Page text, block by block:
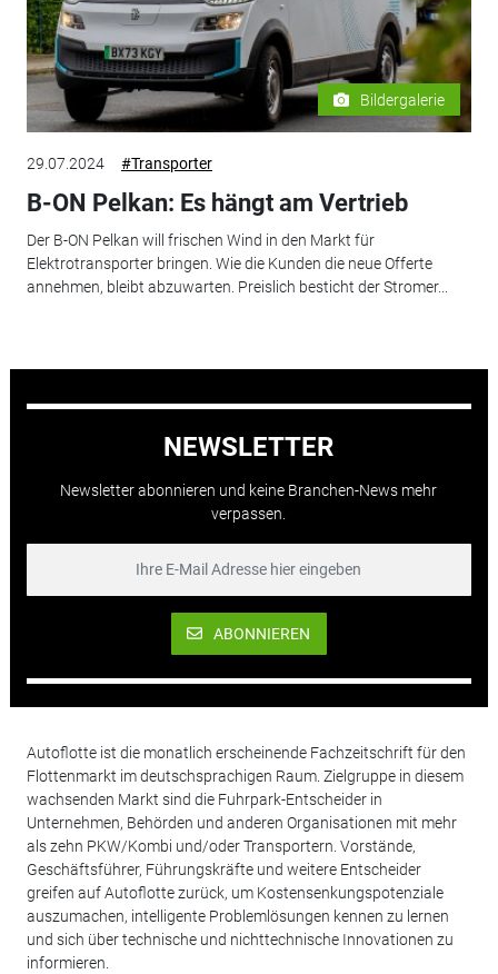
Bildergalerie
29.07.2024 #Transporter
B-ON Pelkan: Es hängt am Vertrieb
Der B-ON Pelkan will frischen Wind in den Markt für
Elektrotransporter bringen. Wie die Kunden die neue Offerte
annehmen, bleibt abzuwarten. Preislich besticht der Stromer...
NEWSLETTER
Newsletter abonnieren und keine Branchen-News mehr
verpassen.
ABONNIEREN
Autoflotte ist die monatlich erscheinende Fachzeitschrift für den
Flottenmarkt im deutschsprachigen Raum. Zielgruppe in diesem
wachsenden Markt sind die Fuhrpark-Entscheider in
Unternehmen, Behörden und anderen Organisationen mit mehr
als zehn PKW/Kombi und/oder Transportern. Vorstände,
Geschäftsführer, Führungskräfte und weitere Entscheider
greifen auf Autoflotte zurück, um Kostensenkungspotenziale
auszumachen, intelligente Problemlösungen kennen zu lernen
und sich über technische und nichttechnische Innovationen zu
informieren.